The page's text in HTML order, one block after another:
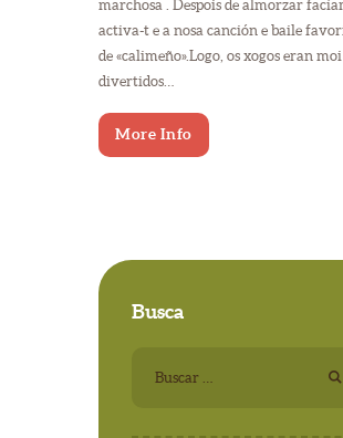
marchosa . Despois de almorzar
activa-t e a nosa canción e baile
de «calimeño».Logo, os xogos eran moi
divertidos…
More Info
Busca